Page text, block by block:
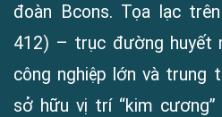
đoàn Bcons. Tọa lạc
412) – trục đường huyết
công nghiệp lớn và trung
sở hữu vị trí “kim